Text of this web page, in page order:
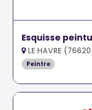
Esquisse
LE HAVRE
Peintre